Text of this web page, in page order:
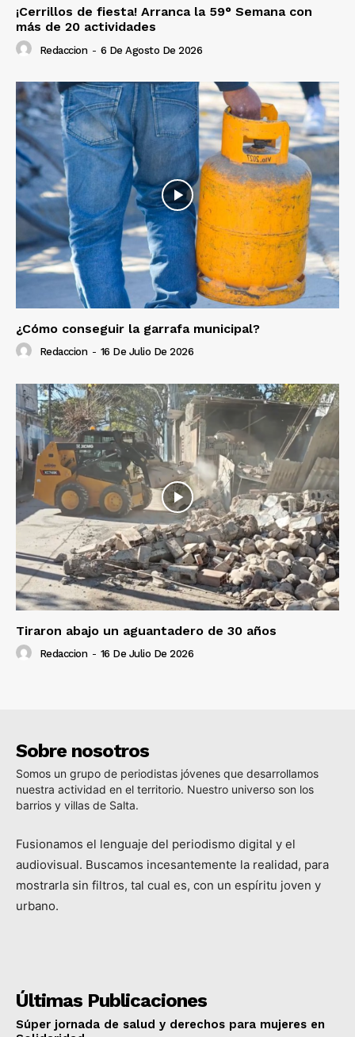
¡Cerrillos de fiesta! Arranca la 59° Semana con
más de 20 actividades
Redaccion - 6 De Agosto De 2026
¿Cómo conseguir la garrafa municipal?
Redaccion - 16 De Julio De 2026
Tiraron abajo un aguantadero de 30 años
Redaccion - 16 De Julio De 2026
Sobre nosotros
Somos un grupo de periodistas jóvenes que desarrollamos
nuestra actividad en el territorio. Nuestro universo son los
barrios y villas de Salta.
Fusionamos el lenguaje del periodismo digital y el
audiovisual. Buscamos incesantemente la realidad, para
mostrarla sin filtros, tal cual es, con un espíritu joven y
urbano.
Últimas Publicaciones
Súper jornada de salud y derechos para mujeres en